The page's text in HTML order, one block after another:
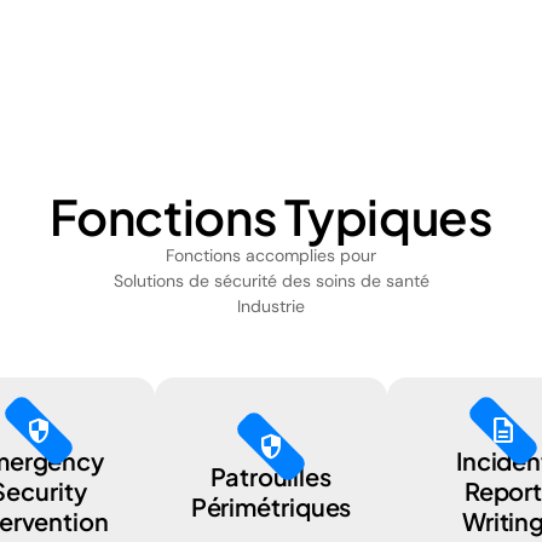
Fonctions Typiques
Fonctions accomplies pour
Solutions de sécurité des soins de santé
Industrie
security security
Patrouilles
Périmétriques
description
Report
Writing